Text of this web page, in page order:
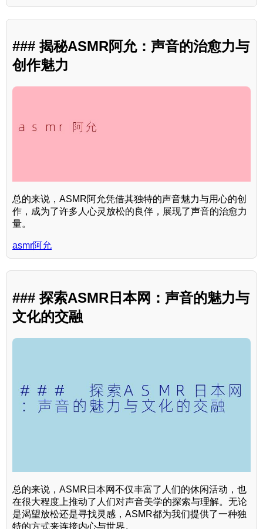
### 揭秘ASMR阿允：声音的治愈力与
创作魅力
总的来说，ASMR阿允凭借其独特的声音魅力与用心的创
作，成为了许多人心灵放松的良伴，展现了声音的治愈力
量。
asmr阿允
### 探索ASMR日本网：声音的魅力与
文化的交融
总的来说，ASMR日本网不仅丰富了人们的休闲活动，也
在很大程度上推动了人们对声音美学的探索与理解。无论
是渴望放松还是寻找灵感，ASMR都为我们提供了一种独
特的方式来连接内心与世界。